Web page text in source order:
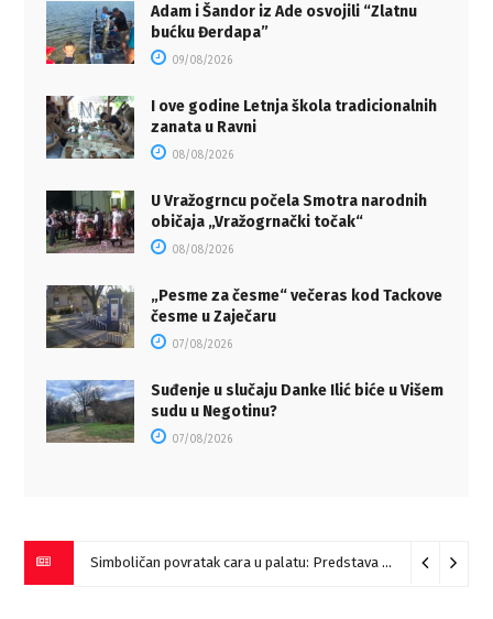
Adam i Šandor iz Ade osvojili “Zlatnu
bućku Đerdapa”
09/08/2026
I ove godine Letnja škola tradicionalnih
zanata u Ravni
08/08/2026
U Vražogrncu počela Smotra narodnih
običaja „Vražogrnački točak“
08/08/2026
„Pesme za česme“ večeras kod Tackove
česme u Zaječaru
07/08/2026
Suđenje u slučaju Danke Ilić biće u Višem
sudu u Negotinu?
07/08/2026
Simboličan povratak cara u palatu: Predstava “Galerije” na Romulijani